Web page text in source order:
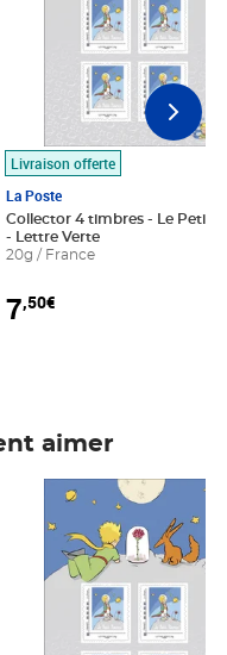
au panier
Livraison offerte
La Poste
Collector 4 timbres - Le Petit
- Lettre Verte
20g / France
7,50€
aimer
Prix 7,50€